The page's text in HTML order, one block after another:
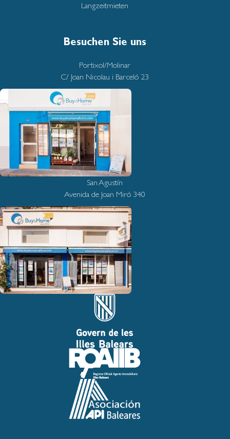
Langzeitmieten
Besuchen Sie uns
Portixol/Molinar
C/ Joan Nicolau i Barceló 23
San Agustín
Avenida de Joan Miró 340